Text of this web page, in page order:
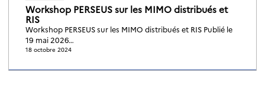
Workshop PERSEUS sur les MIMO distribués et
RIS
Workshop PERSEUS sur les MIMO distribués et RIS Publié le
19 mai 2026…
18 octobre 2024